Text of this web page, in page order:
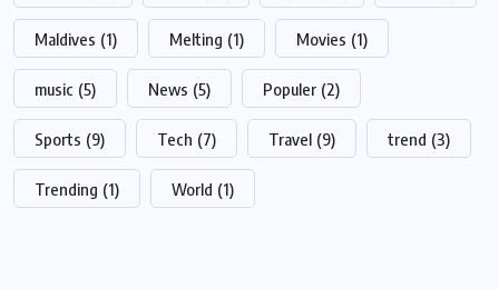
Maldives (1) Melting (1) Movies (1)
music (5) News (5) Populer (2)
Sports (9) Tech (7) Travel (9) trend (3)
Trending (1) World (1)